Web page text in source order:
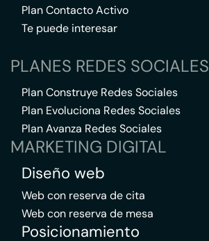
Plan Contacto Activo
Te puede interesar
PLANES REDES SOCIALES
Plan Construye Redes Sociales
Plan Evoluciona Redes Sociales
Plan Avanza Redes Sociales
MARKETING DIGITAL
Diseño web
Web con reserva de cita
Web con reserva de mesa
Posicionamiento